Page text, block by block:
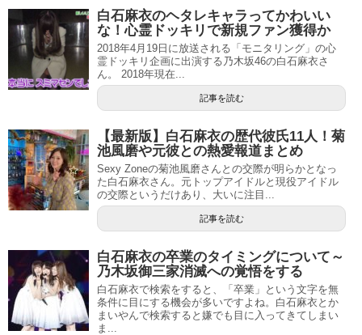
白石麻衣のヘタレキャラってかわいい
な！心霊ドッキリで新規ファン獲得か
2018年4月19日に放送される「モニタリング」の心
霊ドッキリ企画に出演する乃木坂46の白石麻衣さ
ん。 2018年現在...
記事を読む
【最新版】白石麻衣の歴代彼氏11人！菊
池風磨や元彼との熱愛報道まとめ
Sexy Zoneの菊池風磨さんとの交際が明らかとなっ
た白石麻衣さん。元トップアイドルと現役アイドル
の交際というだけあり、大いに注目...
記事を読む
白石麻衣の卒業のタイミングについて～
乃木坂御三家消滅への覚悟をする
白石麻衣で検索をすると、「卒業」という文字を無
条件に目にする機会が多いですよね。白石麻衣とか
まいやんで検索すると嫌でも目に入ってきてしまい
ま...